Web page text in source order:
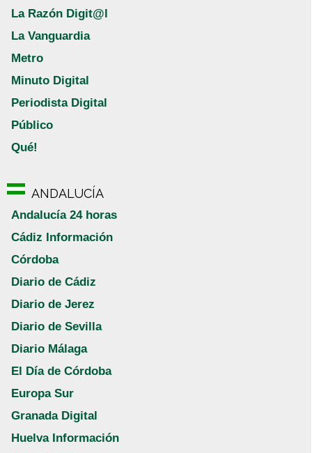
La Razón Digit@l
La Vanguardia
Metro
Minuto Digital
Periodista Digital
Público
Qué!
ANDALUCÍA
Andalucía 24 horas
Cádiz Información
Córdoba
Diario de Cádiz
Diario de Jerez
Diario de Sevilla
Diario Málaga
El Día de Córdoba
Europa Sur
Granada Digital
Huelva Información